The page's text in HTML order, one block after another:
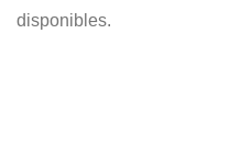
disponibles.